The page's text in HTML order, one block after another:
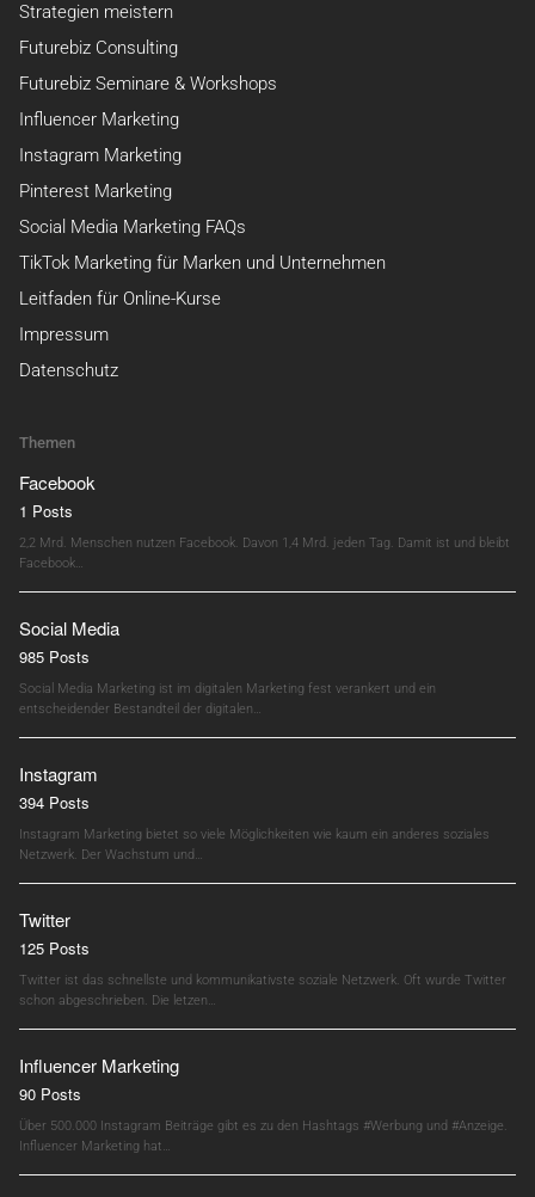
Strategien meistern
Futurebiz Consulting
Futurebiz Seminare & Workshops
Influencer Marketing
Instagram Marketing
Pinterest Marketing
Social Media Marketing FAQs
TikTok Marketing für Marken und Unternehmen
Leitfaden für Online-Kurse
Impressum
Datenschutz
Themen
Facebook
1 Posts
2,2 Mrd. Menschen nutzen Facebook. Davon 1,4 Mrd. jeden Tag. Damit ist und bleibt
Facebook…
Social Media
985 Posts
Social Media Marketing ist im digitalen Marketing fest verankert und ein
entscheidender Bestandteil der digitalen…
Instagram
394 Posts
Instagram Marketing bietet so viele Möglichkeiten wie kaum ein anderes soziales
Netzwerk. Der Wachstum und…
Twitter
125 Posts
Twitter ist das schnellste und kommunikativste soziale Netzwerk. Oft wurde Twitter
schon abgeschrieben. Die letzen…
Influencer Marketing
90 Posts
Über 500.000 Instagram Beiträge gibt es zu den Hashtags #Werbung und #Anzeige.
Influencer Marketing hat…